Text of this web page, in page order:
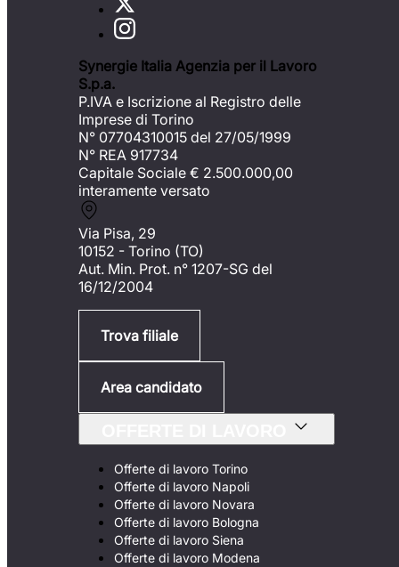
Synergie Italia Agenzia per il Lavoro
S.p.a.
P.IVA e Iscrizione al Registro delle
Imprese di Torino
N° 07704310015 del 27/05/1999
N° REA 917734
Capitale Sociale € 2.500.000,00
interamente versato
Via Pisa, 29
10152 - Torino (TO)
Aut. Min. Prot. n° 1207-SG del
16/12/2004
Trova filiale
Area candidato
Offerte di lavoro Torino
Offerte di lavoro Napoli
Offerte di lavoro Novara
Offerte di lavoro Bologna
Offerte di lavoro Siena
Offerte di lavoro Modena